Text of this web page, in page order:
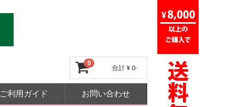
ご利用ガイド お問い合わせ
0
合計¥ 0-